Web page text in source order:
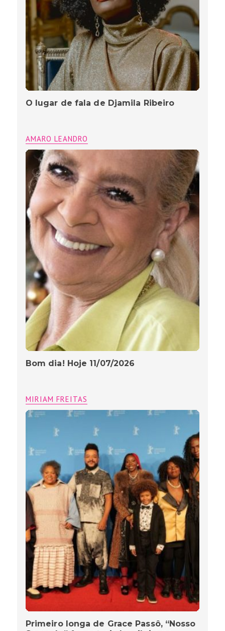
O lugar de fala de Djamila Ribeiro
AMARO LEANDRO
Bom dia! Hoje 11/07/2026
MIRIAM FREITAS
Primeiro longa de Grace Passô, “Nosso